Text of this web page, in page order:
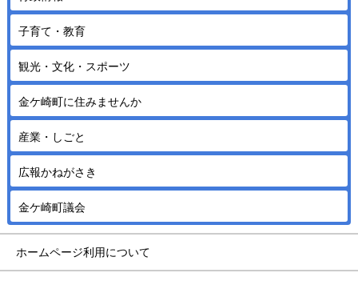
子育て・教育
観光・文化・スポーツ
金ケ崎町に住みませんか
産業・しごと
広報かねがさき
金ケ崎町議会
ホームページ利用について